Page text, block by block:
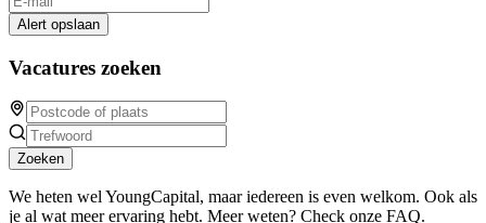
Alert opslaan
Vacatures zoeken
Zoeken
We heten wel YoungCapital, maar iedereen is even welkom. Ook als
je al wat meer ervaring hebt. Meer weten? Check onze FAQ.